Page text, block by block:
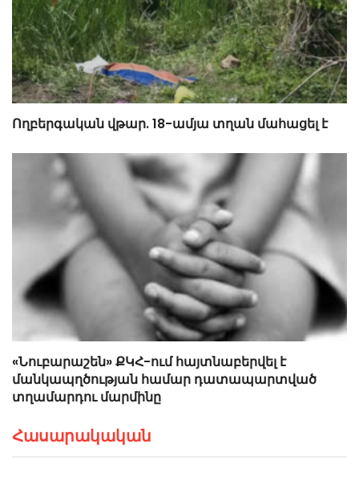
Ողբերգական վթար. 18-ամյա տղան մահացել է
«Նուբարաշեն» ՔԿՀ-ում հայտնաբերվել է
մանկապղծության համար դատապարտված
տղամարդու մարմինը
Հասարակական